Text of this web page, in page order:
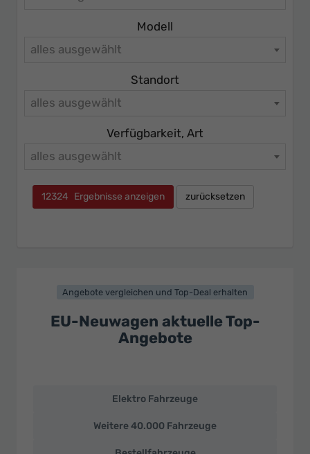
Modell
alles ausgewählt
Standort
alles ausgewählt
Verfügbarkeit, Art
alles ausgewählt
12324 Ergebnisse anzeigen zurücksetzen
Angebote vergleichen und Top-Deal erhalten
EU-Neuwagen aktuelle Top-
Angebote
Neuwagen
Elektro Fahrzeuge
Weitere 40.000 Fahrzeuge